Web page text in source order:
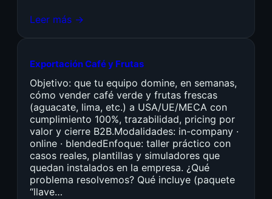
Leer más →
Exportación Café y Frutas
Objetivo: que tu equipo domine, en semanas,
cómo vender café verde y frutas frescas
(aguacate, lima, etc.) a USA/UE/MECA con
cumplimiento 100%, trazabilidad, pricing por
valor y cierre B2B.Modalidades: in-company ·
online · blendedEnfoque: taller práctico con
casos reales, plantillas y simuladores que
quedan instalados en la empresa. ¿Qué
problema resolvemos? Qué incluye (paquete
“llave…